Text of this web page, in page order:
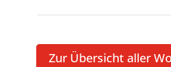
Zur Über­sicht aller